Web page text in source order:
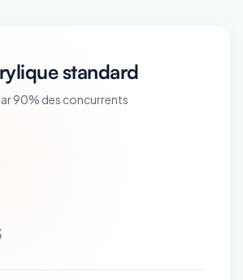
standard
90% des concurrents